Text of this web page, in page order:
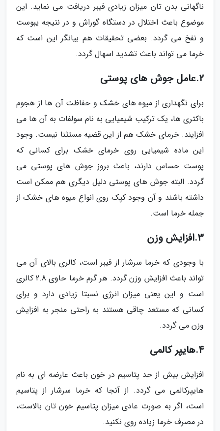
ناگهانی بدن تان میزان زیادی فیبر دریافت می نماید. این
موضوع باعث اختلال در دستگاه گوراش و در نتیجه یبوست
و نفخ می گردد. بعضی تحقیقات هم بیانگر این است که
خرما می تواند باعث تشدید اسهال گردد.
2.عامل جوش های پوستی
برای نگهداری از میوه های خشک و حفاظت آن ها از هجوم
باکتری ها، یک ترکیب شیمیایی به نام سولفات به آن ها می
افزایند. خرمای خشک هم از این قضیه مستثنا نیست. وجود
این ماده شیمیایی روی خرمای خشک برای کسانی که
پوست حساس دارند، باعث بروز جوش های پوستی می
گردد. البته جوش های پوستی دلیل دیگری هم ممکن است
داشته باشند و آن وجود کپک روی انواع میوه های خشک از
جمله خرما است.
3.افزایش وزن
با وجودی که خرما سرشار از فیبر است، کالری بالای آن می
تواند باعث افزایش وزن گردد. هر گرم خرما حاوی 2.8 کالری
است و این یعنی میزان انرژی نسبتا زیادی دارد و برای
کسانی که مستعد چاقی هستند به راحتی منجر به افزایش
وزن می گردد.
4.هایپر کالمی
افزایش بیش از حد پتاسیم در خون باعث عارضه ای به نام
هایپرکالمی می گردد. از آنجا که خرما سرشار از پتاسیم
است، اگر به صورت عادی میزان پتاسیم خون تان بالاست،
در مصرف خرما زیاده روی نکنید.